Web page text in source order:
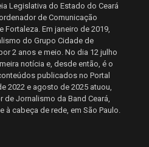
Legislativa do Estado do Ceará
de Comunicação
Em janeiro de 2019,
do Grupo Cidade de
2 anos e meio. No dia 12 julho
notícia e, desde então, é o
publicados no Portal
2022 e agosto de 2025 atuou,
Jornalismo da Band Ceará,
cabeça de rede, em São Paulo.